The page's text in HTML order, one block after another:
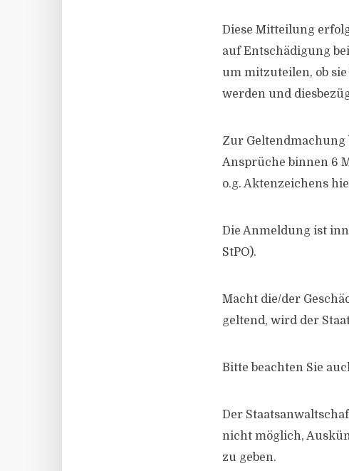
Diese Mitteilung
auf Entschädigung
um mitzuteilen, ob
werden und
Zur Geltendmachung
Ansprüche binnen 6
o.g. Aktenzeichens
Die Anmeldung ist
StPO).
Macht die/​der
geltend, wird der
Bitte beachten Sie
Der
nicht möglich,
zu geben.